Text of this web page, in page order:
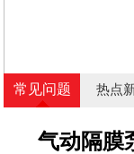
常见问题 热点
气动隔膜